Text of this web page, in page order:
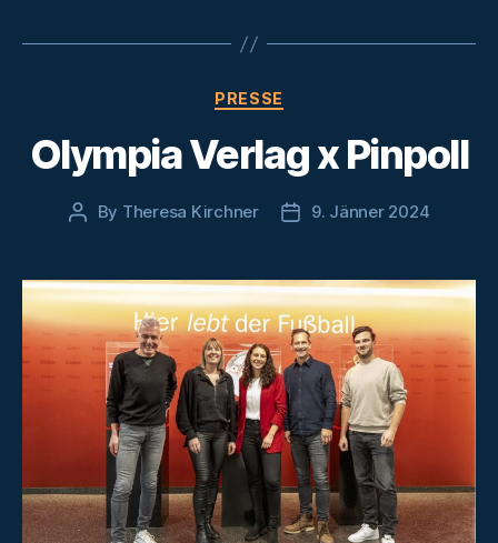
Categories
PRESSE
Olympia Verlag x Pinpoll
Post
By Theresa Kirchner
Post9. Jänner 2024